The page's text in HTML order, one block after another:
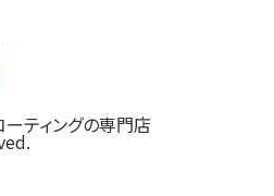
ティングの専門店